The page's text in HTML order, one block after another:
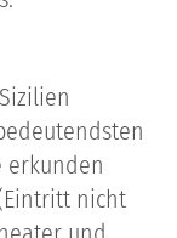
erkunden
nicht